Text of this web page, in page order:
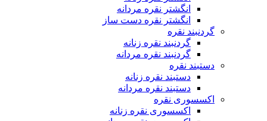
انگشتر نقره مردانه
انگشتر نقره دست ساز
گردنبند نقره
گردنبند نقره زنانه
گردنبند نقره مردانه
دستبند نقره
دستبند نقره زنانه
دستبند نقره مردانه
اکسسوری نقره
اکسسوری نقره زنانه